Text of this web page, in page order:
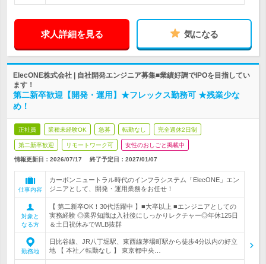
求人詳細を見る 気になる
ElecONE株式会社 | 自社開発エンジニア募集■業績好調でIPOを目指してい
ます！
第二新卒歓迎【開発・運用】★フレックス勤務可 ★残業少な
め！
正社員 業種未経験OK 急募 転勤なし 完全週休2日制
第二新卒歓迎 リモートワーク可 女性のおしごと掲載中
情報更新日：2026/07/17 終了予定日： 2027/01/07
仕事内容
カーボンニュートラル時代のインフラシステム「ElecONE」エン
ジニアとして、開発・運用業務をお任せ！
対象と
なる方
【 第二新卒OK！30代活躍中 】■大卒以上 ■エンジニアとしての
実務経験 ◎業界知識は入社後にしっかりレクチャー◎年休125日
＆土日祝休みでWLB抜群
勤務地
日比谷線、JR八丁堀駅、東西線茅場町駅から徒歩4分以内の好立
地 【 本社／転勤なし 】 東京都中央…